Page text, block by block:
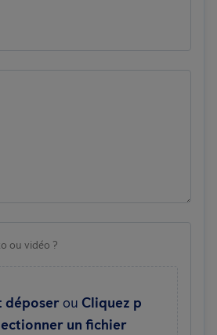
ou vidéo ?
déposerou Cliquez p
un fichier